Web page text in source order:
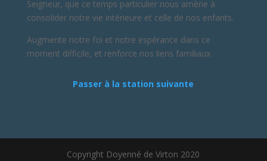
Seigneur, que ce temps particulier nous amène à
consolider notre vie intérieure et celle de nos enfants.
Augmente notre foi et notre espérance dans ce
moment difficile, et renforce nos liens familiaux.
Passer à la station suivante
Copyright Doyenné de Virton 2020